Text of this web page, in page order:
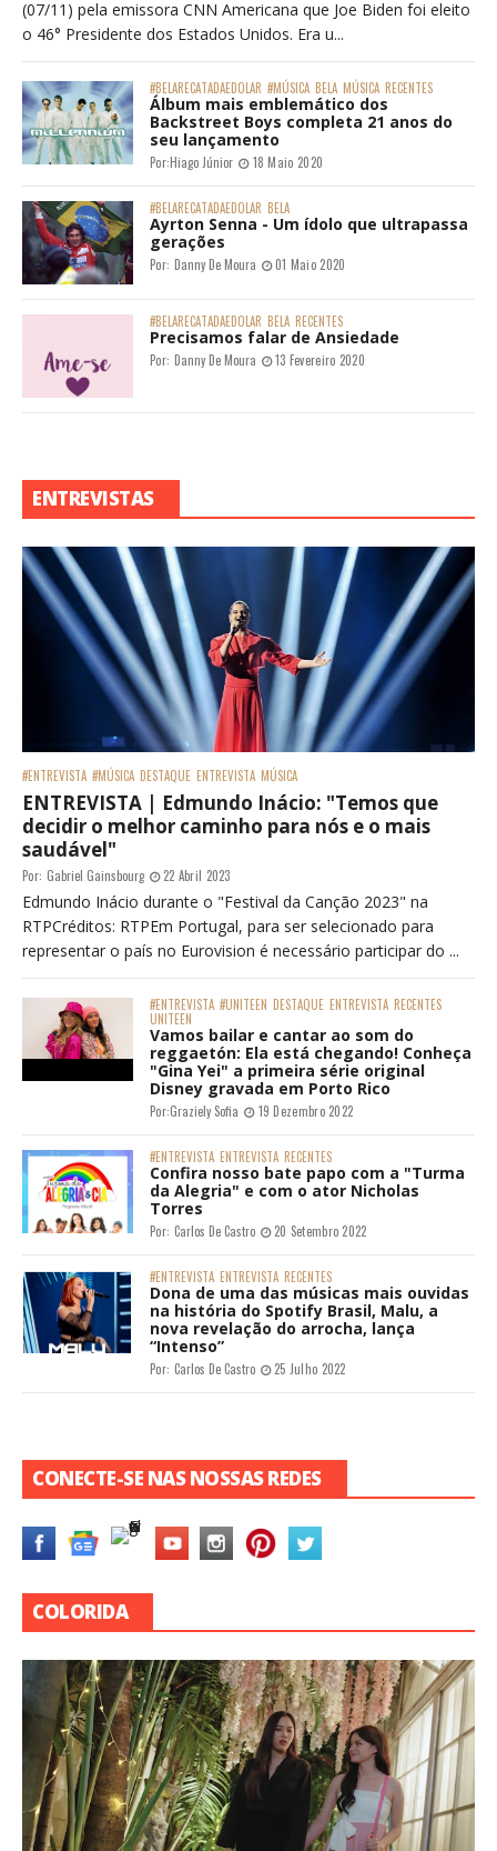
(07/11) pela emissora CNN Americana que Joe Biden foi eleito
o 46° Presidente dos Estados Unidos. Era u...
#BELARECATADAEDOLAR #MÚSICA BELA MÚSICA RECENTES
Álbum mais emblemático dos
Backstreet Boys completa 21 anos do
seu lançamento
Por:Hiago Júnior 18 Maio 2020
#BELARECATADAEDOLAR BELA
Ayrton Senna - Um ídolo que ultrapassa
gerações
Por: Danny De Moura 01 Maio 2020
#BELARECATADAEDOLAR BELA RECENTES
Precisamos falar de Ansiedade
Por: Danny De Moura 13 Fevereiro 2020
ENTREVISTAS
#ENTREVISTA #MÚSICA DESTAQUE ENTREVISTA MÚSICA
ENTREVISTA | Edmundo Inácio: "Temos que
decidir o melhor caminho para nós e o mais
saudável"
Por: Gabriel Gainsbourg 22 Abril 2023
Edmundo Inácio durante o "Festival da Canção 2023" na
RTPCréditos: RTPEm Portugal, para ser selecionado para
representar o país no Eurovision é necessário participar do ...
#ENTREVISTA #UNITEEN DESTAQUE ENTREVISTA RECENTES
UNITEEN
Vamos bailar e cantar ao som do
reggaetón: Ela está chegando! Conheça
"Gina Yei" a primeira série original
Disney gravada em Porto Rico
Por:Graziely Sofia 19 Dezembro 2022
#ENTREVISTA ENTREVISTA RECENTES
Confira nosso bate papo com a "Turma
da Alegria" e com o ator Nicholas
Torres
Por: Carlos De Castro 20 Setembro 2022
#ENTREVISTA ENTREVISTA RECENTES
Dona de uma das músicas mais ouvidas
na história do Spotify Brasil, Malu, a
nova revelação do arrocha, lança
“Intenso”
Por: Carlos De Castro 25 Julho 2022
CONECTE-SE NAS NOSSAS REDES
COLORIDA